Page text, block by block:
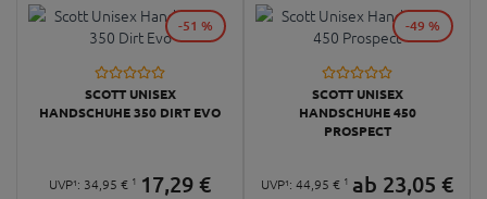
SCOTT UNISEX
HANDSCHUHE 350 DIRT EVO
UVP¹: 34, 95 € 1 17,29€
-51 %
SCOTT UNISEX
HANDSCHUHE 450
PROSPECT
UVP¹: 44, 95 € 1 ab 23,05 €
-49 %